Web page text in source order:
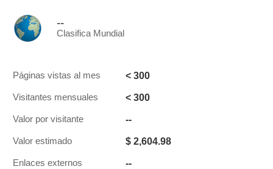
--
Clasifica Mundial
Páginas vistas al mes < 300
Visitantes mensuales < 300
Valor por visitante --
Valor estimado $ 2,604.98
Enlaces externos --